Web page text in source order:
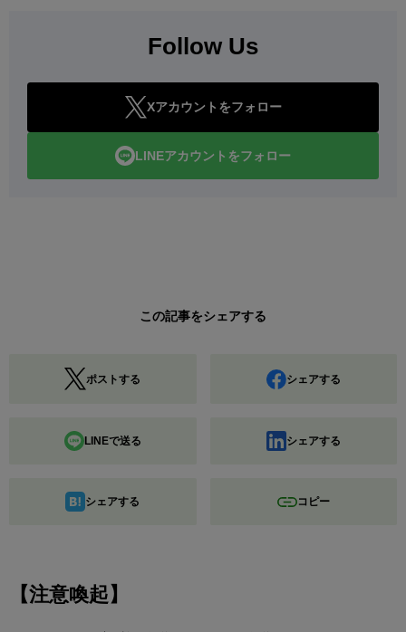
Follow Us
Xアカウントをフォロー
LINEアカウントをフォロー
この記事をシェアする
ポストする シェアする
LINEで送る シェアする
シェアする コピー
【注意喚起】